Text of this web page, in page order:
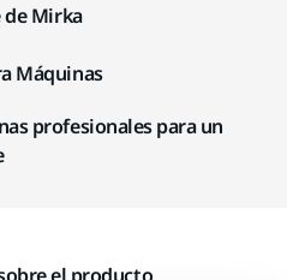
de Mirka
Máquinas
profesionales para un